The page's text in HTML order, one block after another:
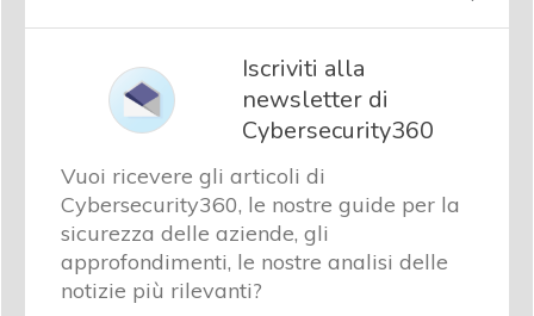
Iscriviti alla
newsletter di
Cybersecurity360
Vuoi ricevere gli articoli di
Cybersecurity360, le nostre guide per la
sicurezza delle aziende, gli
approfondimenti, le nostre analisi delle
notizie più rilevanti?